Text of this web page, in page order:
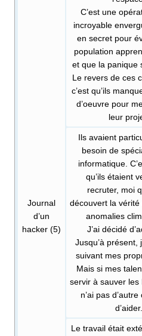
Journal
d’un
hacker (5)
C’est une
incroyable
en secret pour
population
et que la panique
Le revers de ces
c’est qu’ils
d’oeuvre pour
leur
Ils avaient
besoin de
informatique.
qu’ils étaient
recruter, moi
découvert la
anomalies
J’ai décidé
Jusqu’à présent,
suivant mes
Mais si mes
servir à sauver les
n’ai pas
d’aider.
Le travail était